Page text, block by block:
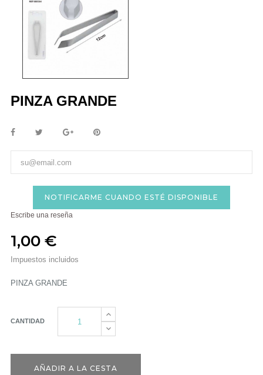
PINZA GRANDE
NOTIFICARME CUANDO ESTÉ DISPONIBLE
Escribe una reseña
1,00 €
Impuestos incluidos
PINZA GRANDE
CANTIDAD
AÑADIR A LA CESTA